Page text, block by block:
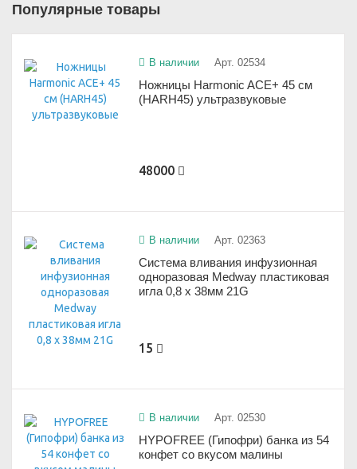
Популярные товары
В наличии Арт. 02534
Ножницы Harmonic ACE+ 45 см
(HARH45) ультразвуковые
48000
В наличии Арт. 02363
Система вливания инфузионная
одноразовая Medway пластиковая
игла 0,8 x 38мм 21G
15
В наличии Арт. 02530
HYPOFREE (Гипофри) банка из 54
конфет со вкусом малины